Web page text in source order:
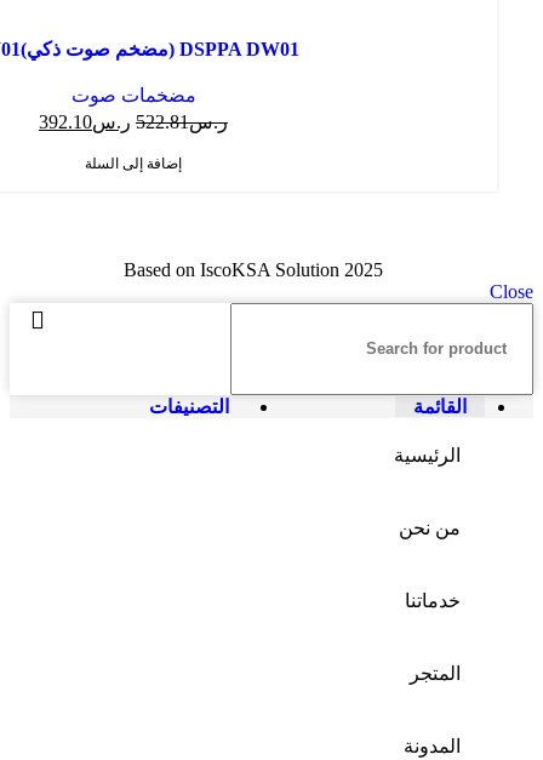
DSPPA DW01 (مضخم صوت ذكي)DW01
مضخمات صوت
ر.س522.81 ر.س392.10
إضافة إلى السلة
Based on IscoKSA Solution 2025
Close
القائمة التصنيفات
الرئيسية
من نحن
خدماتنا
المتجر
المدونة